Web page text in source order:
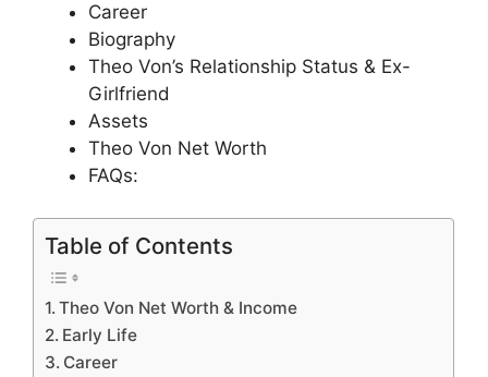
Career
Biography
Theo Von’s Relationship Status & Ex-
Girlfriend
Assets
Theo Von Net Worth
FAQs:
Table of Contents
Theo Von Net Worth & Income
Early Life
Career